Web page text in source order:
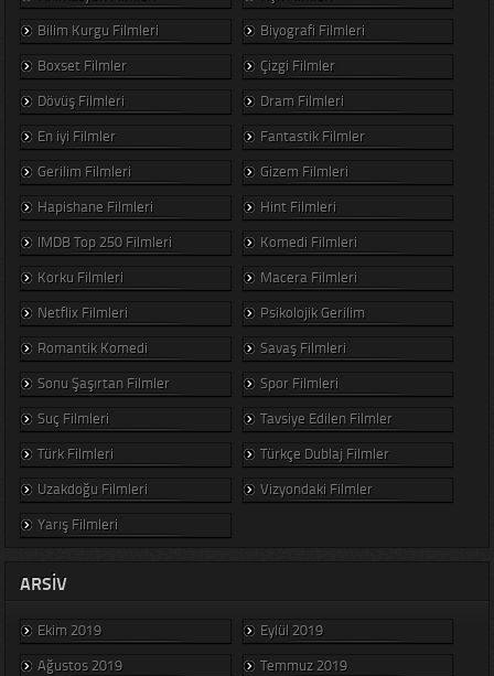
Bilim Kurgu Filmleri
Biyografi Filmleri
Boxset Filmler
Çizgi Filmler
Dövüş Filmleri
Dram Filmleri
En iyi Filmler
Fantastik Filmler
Gerilim Filmleri
Gizem Filmleri
Hapishane Filmleri
Hint Filmleri
IMDB Top 250 Filmleri
Komedi Filmleri
Korku Filmleri
Macera Filmleri
Netflix Filmleri
Psikolojik Gerilim
Romantik Komedi
Savaş Filmleri
Sonu Şaşırtan Filmler
Spor Filmleri
Suç Filmleri
Tavsiye Edilen Filmler
Türk Filmleri
Türkçe Dublaj Filmler
Uzakdoğu Filmleri
Vizyondaki Filmler
Yarış Filmleri
ARSIV
Ekim 2019
Eylül 2019
Ağustos 2019
Temmuz 2019